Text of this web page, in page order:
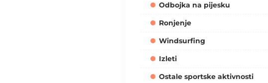
Odbojka na pijesku
Ronjenje
Windsurfing
Izleti
Ostale sportske aktivnosti